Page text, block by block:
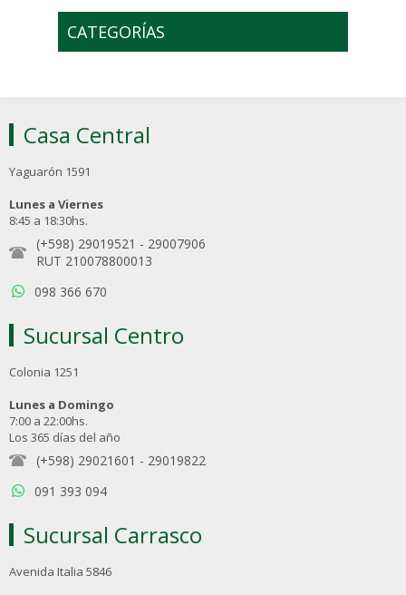
CATEGORÍAS
Casa Central
Yaguarón 1591
Lunes a Viernes
8:45 a 18:30hs.
(+598) 29019521 - 29007906
RUT 210078800013
098 366 670
Sucursal Centro
Colonia 1251
Lunes a Domingo
7:00 a 22:00hs.
Los 365 días del año
(+598) 29021601 - 29019822
091 393 094
Sucursal Carrasco
Avenida Italia 5846